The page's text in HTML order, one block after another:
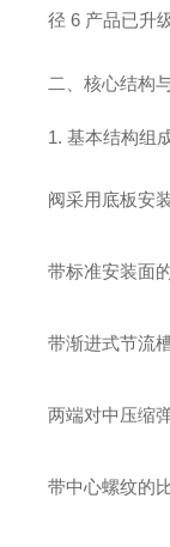
径 6 产品已升
二、核心结构
1. 基本结构组
阀采用底板安
带标准安装面
带渐进式节流
两端对中压缩
带中心螺纹的